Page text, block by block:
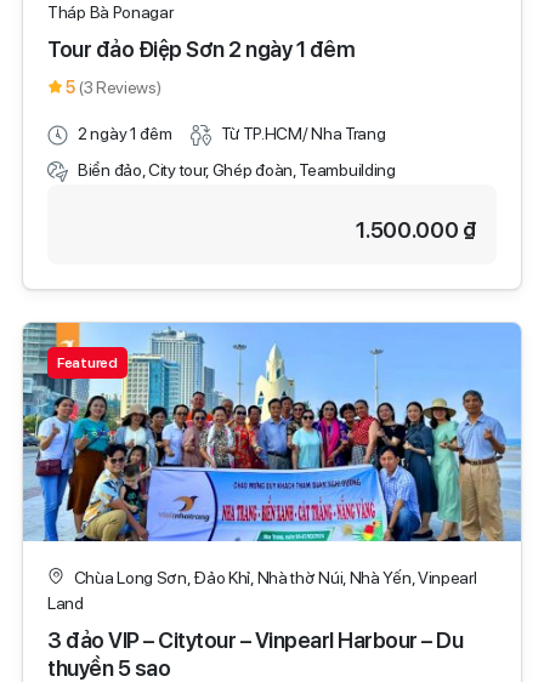
Tháp Bà Ponagar
Tour đảo Điệp Sơn 2 ngày 1 đêm
5 (3 Reviews)
2 ngày 1 đêm
Từ TP.HCM/ Nha Trang
Biển đảo, City tour, Ghép đoàn, Teambuilding
1.500.000 ₫
Featured
Chùa Long Sơn, Đảo Khỉ, Nhà thờ Núi, Nhà Yến, Vinpearl
Land
3 đảo VIP – Citytour – Vinpearl Harbour – Du
thuyền 5 sao